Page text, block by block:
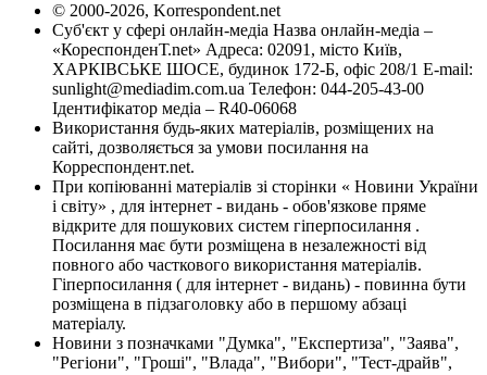
© 2000-2026, Korrespondent.net
Суб'єкт у сфері онлайн-медіа Назва онлайн-медіа –
«КореспонденТ.net» Адреса: 02091, місто Київ,
ХАРКІВСЬКЕ ШОСЕ, будинок 172-Б, офіс 208/1 E-mail:
sunlight@mediadim.com.ua Телефон: 044-205-43-00
Ідентифікатор медіа – R40-06068
Використання будь-яких матеріалів, розміщених на
сайті, дозволяється за умови посилання на
Корреспондент.net.
При копіюванні матеріалів зі сторінки « Новини України
і світу» , для інтернет - видань - обов'язкове пряме
відкрите для пошукових систем гіперпосилання .
Посилання має бути розміщена в незалежності від
повного або часткового використання матеріалів.
Гіперпосилання ( для інтернет - видань) - повинна бути
розміщена в підзаголовку або в першому абзаці
матеріалу.
Новини з позначками "Думка", "Експертиза", "Заява",
"Регіони", "Гроші", "Влада", "Вибори", "Тест-драйв",